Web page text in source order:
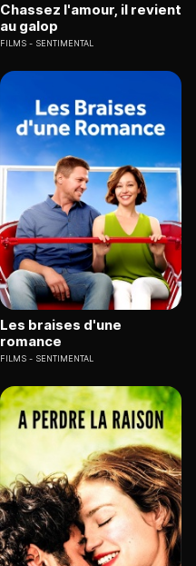
Chassez l'amour, il revient
au galop
FILMS SENTIMENTAL
Les braises d'une
romance
FILMS SENTIMENTAL